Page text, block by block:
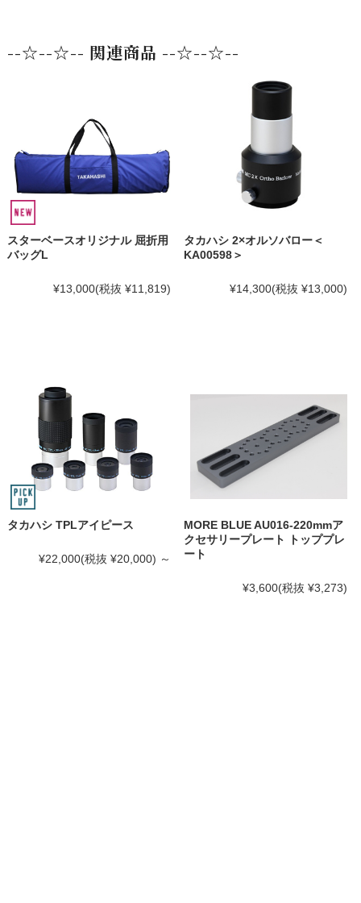
--☆--☆-- 関連商品 --☆--☆--
スターベースオリジナル 屈折用
バッグL
¥13,000(税抜 ¥11,819)
タカハシ 2×オルソバロー＜
KA00598＞
¥14,300(税抜 ¥13,000)
タカハシ TPLアイピース
¥22,000(税抜 ¥20,000) ～
MORE BLUE AU016-220mmア
クセサリープレート トッププレ
ート
¥3,600(税抜 ¥3,273)